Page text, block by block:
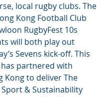
local rugby clubs. The
Kong Football Club
RugbyFest 10s
will both play out
Sevens kick-off. This
has partnered with
Kong to deliver The
& Sustainability